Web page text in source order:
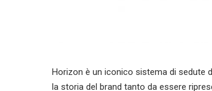
Horizon è un iconico sistema di sedute
la storia del brand tanto da essere